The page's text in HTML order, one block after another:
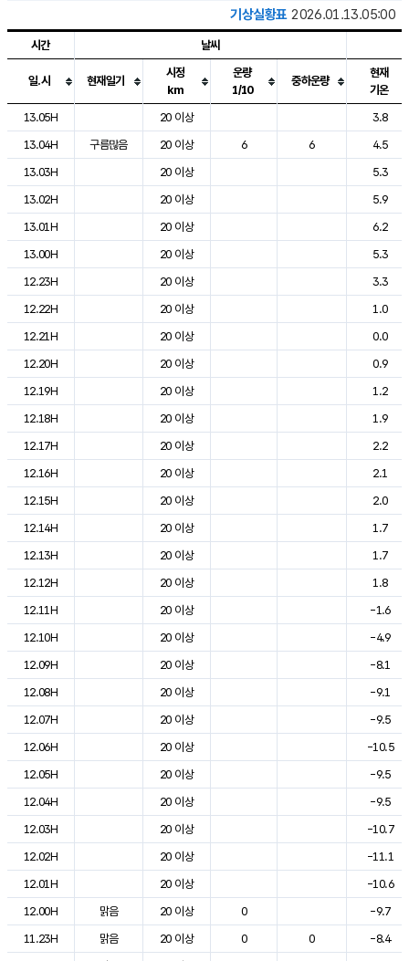
기상실황표 2026.01.13.05:00
도시별 기상실황표로 지점, 날씨, 기온, 강수, 바람, 기압등을 안내한 표입
시간 날씨
일.시 현재일기
시정
km
운량
1/10
중하운량
현재
기온
13.05H
20 이상
3.8
13.04H
구름많음 20 이상 6 6
4.5
13.03H
20 이상
5.3
13.02H
20 이상
5.9
13.01H
20 이상
6.2
13.00H
20 이상
5.3
12.23H
20 이상
3.3
12.22H
20 이상
1.0
12.21H
20 이상
0.0
12.20H
20 이상
0.9
12.19H
20 이상
1.2
12.18H
20 이상
1.9
12.17H
20 이상
2.2
12.16H
20 이상
2.1
12.15H
20 이상
2.0
12.14H
20 이상
1.7
12.13H
20 이상
1.7
12.12H
20 이상
1.8
12.11H
20 이상
-1.6
12.10H
20 이상
-4.9
12.09H
20 이상
-8.1
12.08H
20 이상
-9.1
12.07H
20 이상
-9.5
12.06H
20 이상
-10.5
12.05H
20 이상
-9.5
12.04H
20 이상
-9.5
12.03H
20 이상
-10.7
12.02H
20 이상
-11.1
12.01H
20 이상
-10.6
12.00H
맑음 20 이상 0
-9.7
11.23H
맑음 20 이상 0 0
-8.4